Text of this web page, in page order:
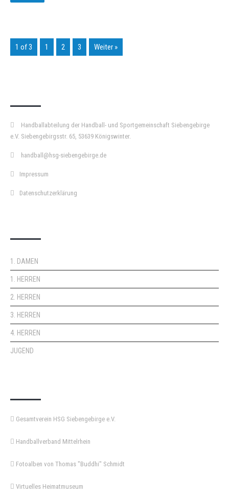
1 of 3 1 2 3 Weiter »
Handballabteilung der Handball- und Sportgemeinschaft Siebengebirge
e.V. Siebengebirgsstr. 65, 53639 Königswinter.
handball@hsg-siebengebirge.de
Impressum
Datenschutzerklärung
1. DAMEN
1. HERREN
2. HERREN
3. HERREN
4. HERREN
JUGEND
Gesamtverein HSG Siebengebirge e.V.
Handballverband Mittelrhein
Fotoalben von Thomas "Buddhi" Schmidt
Virtuelles Heimatmuseum